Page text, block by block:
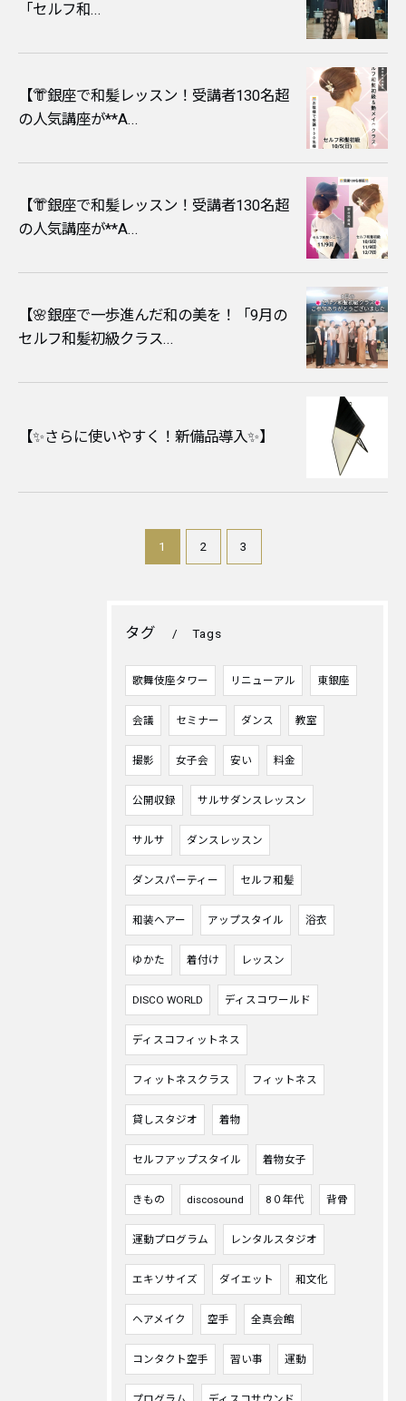
「セルフ和...
​【👘銀座で和髪レッスン！受講者130名超
の人気講座が**A...
​【👘銀座で和髪レッスン！受講者130名超
の人気講座が**A...
​【🌸銀座で一歩進んだ和の美を！「9月の
セルフ和髪初級クラス...
【✨さらに使いやすく！新備品導入✨】
1 2 3
タグ Tags
歌舞伎座タワー リニューアル 東銀座
会議 セミナー ダンス 教室
撮影 女子会 安い 料金
公開収録 サルサダンスレッスン
サルサ ダンスレッスン
ダンスパーティー セルフ和髪
和装ヘアー アップスタイル 浴衣
ゆかた 着付け レッスン
DISCO WORLD ディスコワールド
ディスコフィットネス
フィットネスクラス フィットネス
貸しスタジオ 着物
セルフアップスタイル 着物女子
きもの discosound 8０年代 背骨
運動プログラム レンタルスタジオ
エキソサイズ ダイエット 和文化
ヘアメイク 空手 全真会館
コンタクト空手 習い事 運動